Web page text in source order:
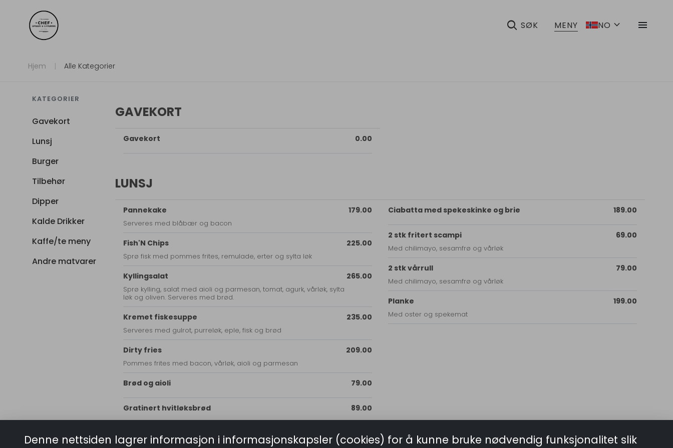
search SØK MENY NO expand_more menu
Hjem Alle Kategorier
KATEGORIER
Gavekort
Lunsj
Burger
Tilbehør
Dipper
Kalde Drikker
Kaffe/te meny
Andre matvarer
GAVEKORT
Gavekort 0.00
LUNSJ
Pannekake
Serveres med blåbær og bacon
179.00
Fish'N Chips
Sprø fisk med pommes frites, remulade, erter og sylta løk
225.00
Kyllingsalat
Sprø kylling, salat med aioli og parmesan, tomat, agurk, vårløk, sylta
løk og oliven. Serveres med brød.
265.00
Kremet fiskesuppe
Serveres med gulrot, purreløk, eple, fisk og brød
235.00
Dirty fries
Pommes frites med bacon, vårløk, aioli og parmesan
209.00
Brød og aioli 79.00
Gratinert hvitløksbrød 89.00
Ciabatta med pulled pork 189.00
Ciabatta med spekeskinke og brie 189.00
2 stk fritert scampi
Med chilimayo, sesamfrø og vårløk
69.00
2 stk vårrull
Med chilimayo, sesamfrø og vårløk
79.00
Planke
Med oster og spekemat
199.00
Denne nettsiden lagrer informasjon i informasjonskapsler (cookies) for å kunne bruke nødvendig funksjonalitet slik